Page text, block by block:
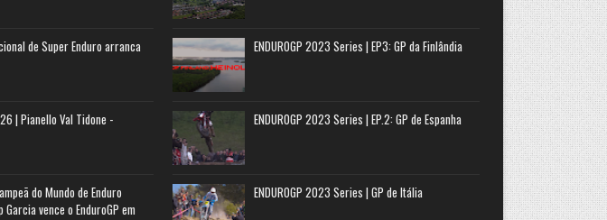
de Super Enduro arranca
| Pianello Val Tidone -
do Mundo de Enduro
Garcia vence o EnduroGP em
ENDUROGP 2023 Series | EP3: GP da Finlândia
ENDUROGP 2023 Series | EP.2: GP de Espanha
ENDUROGP 2023 Series | GP de Itália